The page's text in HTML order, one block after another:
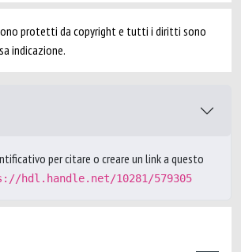
protetti da copyright e tutti i diritti sono
indicazione.
per citare o creare un link a questo
hdl.handle.net/10281/579305